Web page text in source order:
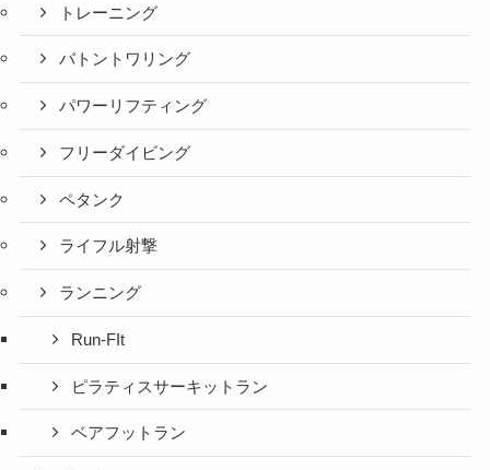
トレーニング
バトントワリング
パワーリフティング
フリーダイビング
ペタンク
ライフル射撃
ランニング
Run-FIt
ピラティスサーキットラン
ベアフットラン